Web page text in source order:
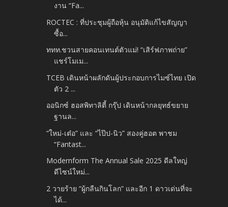
งาน “Fa...
ROCTEC : ที่ประชุมผู้ถือหุ้น อนุมัติแก้ไขสัญญา
ซื้อ...
ททท.ชวนสายคอนเทนต์ตัวแม่! “เสิร์ฟภาพถ่าย”
แชร์โมเม...
TCEB เดินหน้าผลักดันผู้ประกอบการไมซ์ไทย เปิด
ตัว 2 ...
ออนิกซ์ ฮอสพิทาลิตี้ กรุ๊ป เดินหน้ากลยุทธ์ขยาย
ฐานล...
“ใหม่-เต๋อ” และ “ไป๊ป-นิว” สองคู่ฮอต พาชม
“Fantast...
Modernform The Annual Sale 2025 ดีลใหญ่
ดีไซน์ใหม่...
2 วายร้าย “ผู้กลืนกินโลก” และอีก 1 ดาวเด่นที่จะ
ได้...